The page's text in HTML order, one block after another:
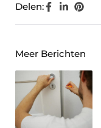
Delen:
Meer Berichten